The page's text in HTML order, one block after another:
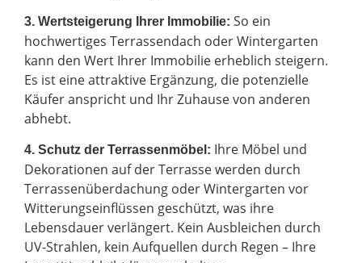
3. Wertsteigerung Ihrer Immobilie: So ein
hochwertiges Terrassendach oder Wintergarten
kann den Wert Ihrer Immobilie erheblich steigern.
Es ist eine attraktive Ergänzung, die potenzielle
Käufer anspricht und Ihr Zuhause von anderen
abhebt.
4. Schutz der Terrassenmöbel: Ihre Möbel und
Dekorationen auf der Terrasse werden durch
Terrassenüberdachung oder Wintergarten vor
Witterungseinflüssen geschützt, was ihre
Lebensdauer verlängert. Kein Ausbleichen durch
UV-Strahlen, kein Aufquellen durch Regen – Ihre